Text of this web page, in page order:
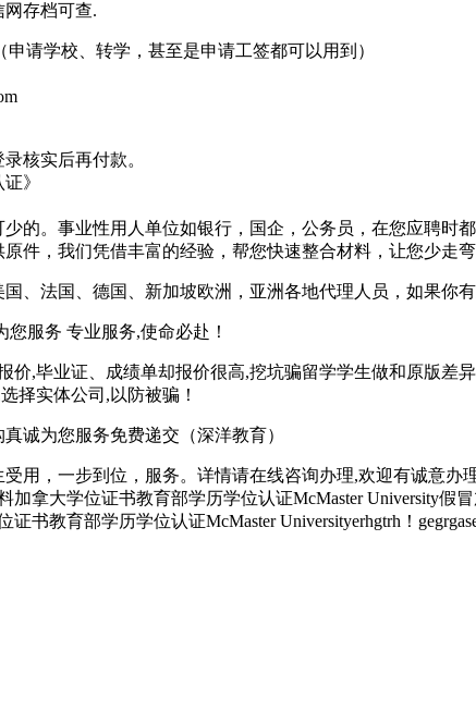
存档可查.
请学校、转学，甚至是申请工签都可以用到）
核实后再付款。
》
的。事业性用人单位如银行，国企，公务员，在您应聘时
件，我们凭借丰富的经验，帮您快速整合材料，让您少走弯
、法国、德国、新加坡欧洲，亚洲各地代理人员，如果你
服务 专业服务,使命必赴！
,毕业证、成绩单却报价很高,挖坑骗留学学生做和原版差
择实体公司,以防被骗！
诚为您服务免费递交（深洋教育）
用，一步到位，服务。详情请在线咨询办理,欢迎有诚意
加拿大学位证书教育部学历学位认证McMaster University假
教育部学历学位认证McMaster Universityerhgtrh！